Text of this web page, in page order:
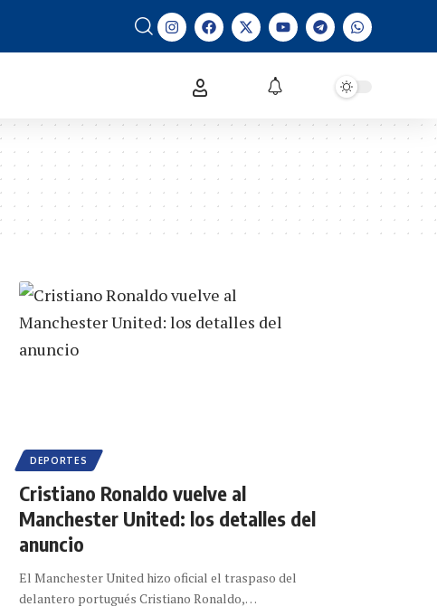
DEPORTES
Cristiano Ronaldo vuelve al
Manchester United: los detalles del
anuncio
El Manchester United hizo oficial el traspaso del
delantero portugués Cristiano Ronaldo,…